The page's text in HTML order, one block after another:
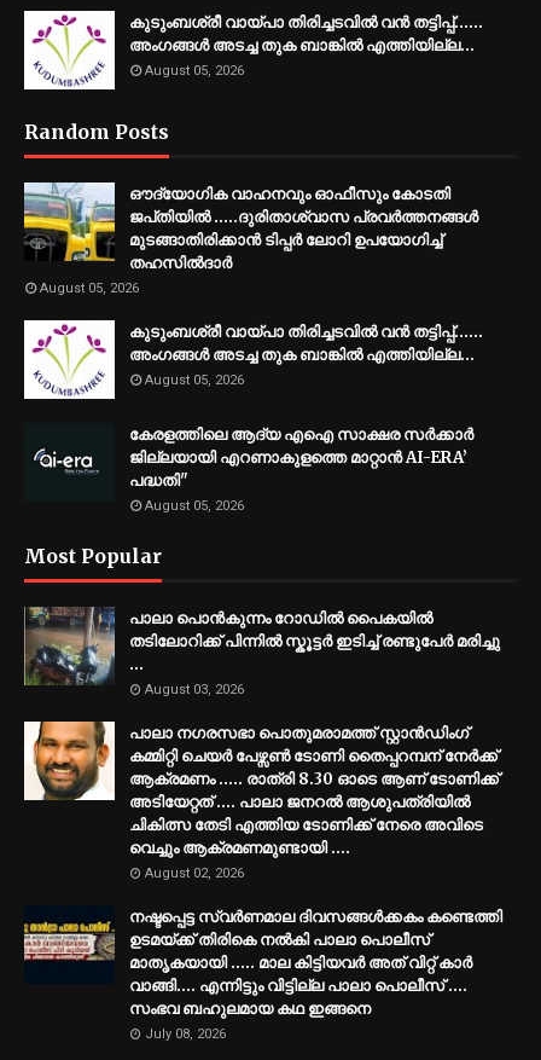
കുടുംബശ്രീ വായ്പാ തിരിച്ചടവിൽ വൻ തട്ടിപ്പ്......
അംഗങ്ങൾ അടച്ച തുക ബാങ്കിൽ എത്തിയില്ല…
August 05, 2026
Random Posts
ഔദ്യോഗിക വാഹനവും ഓഫീസും കോടതി
ജപ്‌തിയിൽ .....ദുരിതാശ്വാസ പ്രവർത്തനങ്ങൾ
മുടങ്ങാതിരിക്കാൻ ടിപ്പർ ലോറി ഉപയോഗിച്ച്
തഹസിൽദാർ
August 05, 2026
കുടുംബശ്രീ വായ്പാ തിരിച്ചടവിൽ വൻ തട്ടിപ്പ്......
അംഗങ്ങൾ അടച്ച തുക ബാങ്കിൽ എത്തിയില്ല…
August 05, 2026
കേരളത്തിലെ ആദ്യ എഐ സാക്ഷര സർക്കാർ
ജില്ലയായി എറണാകുളത്തെ മാറ്റാൻ AI-ERA’
പദ്ധതി"
August 05, 2026
Most Popular
പാലാ പൊൻകുന്നം റോഡിൽ പൈകയിൽ
തടിലോറിക്ക് പിന്നിൽ സ്കൂട്ടർ ഇടിച്ച് രണ്ടുപേർ മരിച്ചു
...
August 03, 2026
പാലാ നഗരസഭാ പൊതുമരാമത്ത് സ്റ്റാൻഡിംഗ്
കമ്മിറ്റി ചെയർ പേഴ്സൺ ടോണി തൈപ്പറമ്പന് നേർക്ക്
ആക്രമണം ..... രാത്രി 8.30 ഓടെ ആണ് ടോണിക്ക്
അടിയേറ്റത് .... പാലാ ജനറൽ ആശുപത്രിയിൽ
ചികിത്സ തേടി എത്തിയ ടോണിക്ക് നേരെ അവിടെ
വെച്ചും ആക്രമണമുണ്ടായി ....
August 02, 2026
നഷ്ടപ്പെട്ട സ്വർണമാല ദിവസങ്ങൾക്കകം കണ്ടെത്തി
ഉടമയ്ക്ക് തിരികെ നൽകി പാലാ പൊലീസ്
മാതൃകയായി ..... മാല കിട്ടിയവർ അത് വിറ്റ് കാർ
വാങ്ങി.... എന്നിട്ടും വിട്ടില്ല പാലാ പൊലീസ് ....
സംഭവ ബഹുലമായ കഥ ഇങ്ങനെ
July 08, 2026